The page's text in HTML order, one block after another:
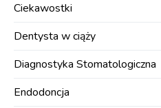
Ciekawostki
Dentysta w ciąży
Diagnostyka Stomatologiczna
Endodoncja